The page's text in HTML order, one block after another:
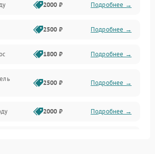
2000 ₽ Подробнее →
2500 ₽ Подробнее →
1800 ₽ Подробнее →
2500 ₽ Подробнее →
2000 ₽ Подробнее →